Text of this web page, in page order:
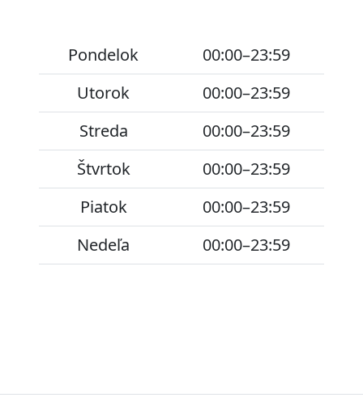
Pondelok
00:00–23:59
Utorok
00:00–23:59
Streda
00:00–23:59
Štvrtok
00:00–23:59
Piatok
00:00–23:59
Nedeľa
00:00–23:59